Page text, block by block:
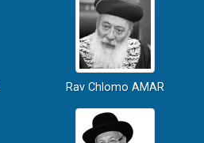
Rav Chlomo AMAR